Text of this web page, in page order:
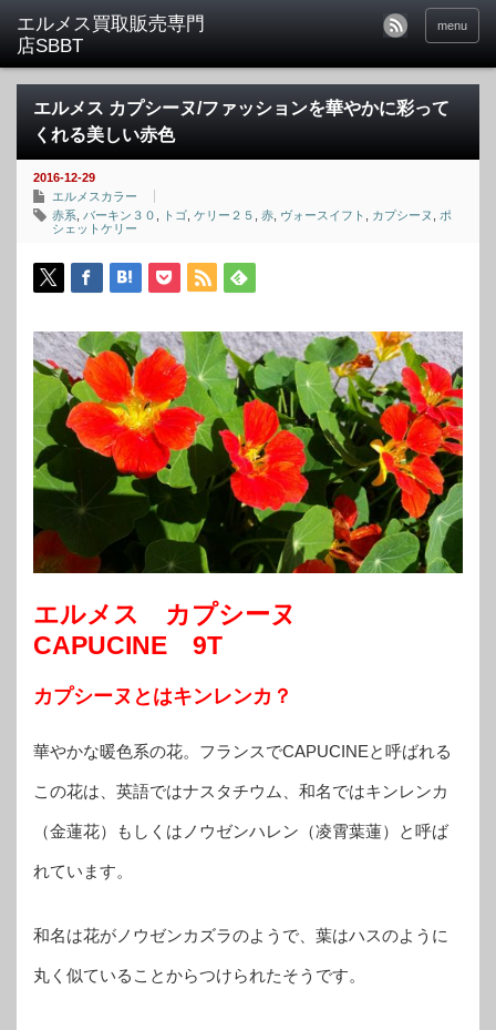
menu
エルメス カプシーヌ/ファッションを華やかに彩って
くれる美しい赤色
2016-12-29
エルメスカラー
赤系
バーキン３０ トゴ ケリー２５ 赤 ヴォースイフト カプシーヌ
ポ
シェットケリー
エルメス カプシーヌ
CAPUCINE 9T
カプシーヌとはキンレンカ？
華やかな暖色系の花。フランスでCAPUCINEと呼ばれる
この花は、英語ではナスタチウム、和名ではキンレンカ
（金蓮花）もしくはノウゼンハレン（凌霄葉蓮）と呼ば
れています。
和名は花がノウゼンカズラのようで、葉はハスのように
丸く似ていることからつけられたそうです。